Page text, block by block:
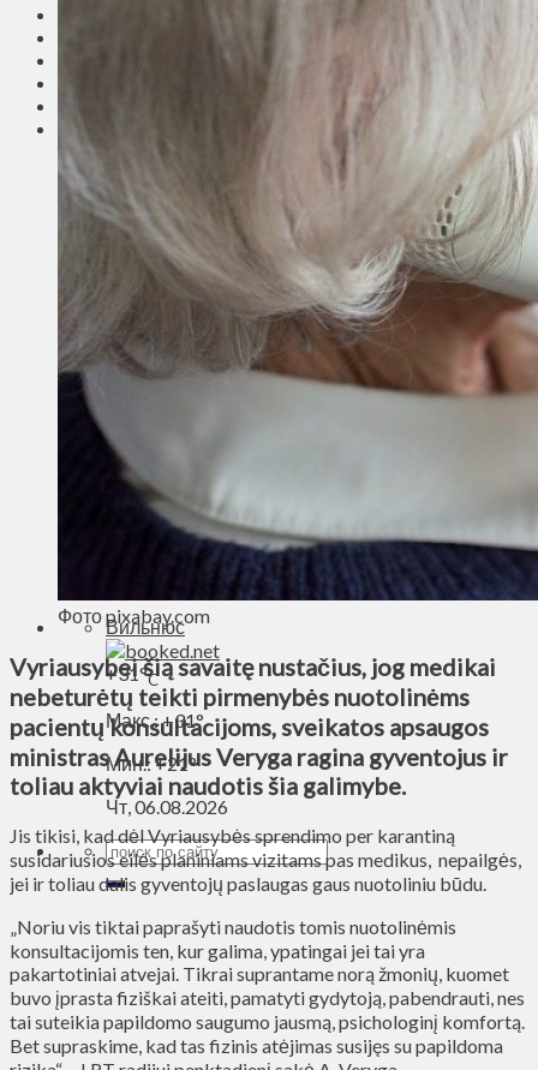
Сейм Литвы
Больше
Фоторепортаж
Туризм
ЛК рекомендует
Сеньорам
Образование
Здравоохранение
Экология
Происшествия
Приграничье
Деньги
Агроновости
Едим дома
Ищу семью
Духовное пространство
Технологии
Вильнюс
+31°C
Макс.:+31°
Мин.:+21°
Чт, 06.08.2026
Фото pixabay.com
Vyriausybei šią savaitę nustačius, jog medikai
nebeturėtų teikti pirmenybės nuotolinėms
pacientų konsultacijoms, sveikatos apsaugos
ministras Aurelijus Veryga ragina gyventojus ir
toliau aktyviai naudotis šia galimybe.
Jis tikisi, kad dėl Vyriausybės sprendimo per karantiną
susidariusios eilės planiniams vizitams pas medikus, nepailgės,
jei ir toliau dalis gyventojų paslaugas gaus nuotoliniu būdu.
„Noriu vis tiktai paprašyti naudotis tomis nuotolinėmis
konsultacijomis ten, kur galima, ypatingai jei tai yra
pakartotiniai atvejai. Tikrai suprantame norą žmonių, kuomet
buvo įprasta fiziškai ateiti, pamatyti gydytoją, pabendrauti, nes
tai suteikia papildomo saugumo jausmą, psichologinį komfortą.
Bet supraskime, kad tas fizinis atėjimas susijęs su papildoma